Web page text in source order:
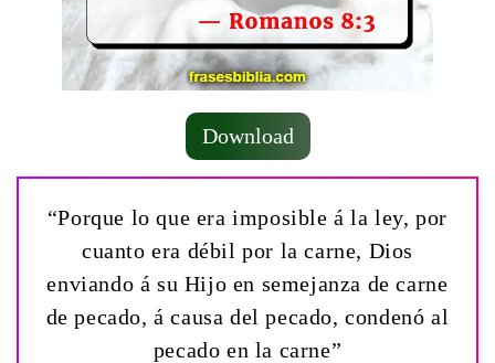
Download
“Porque lo que era imposible á la ley, por
cuanto era débil por la carne, Dios
enviando á su Hijo en semejanza de carne
de pecado, á causa del pecado, condenó al
pecado en la carne”